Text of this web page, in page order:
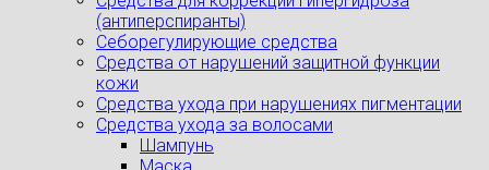
(антиперспиранты)
Себорегулирующие средства
Средства от нарушений защитной функции
кожи
Средства ухода при нарушениях пигментации
Средства ухода за волосами
Шампунь